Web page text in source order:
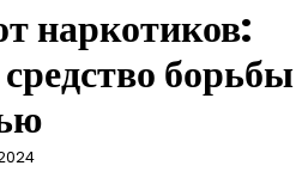
наркотиков:
борьбы